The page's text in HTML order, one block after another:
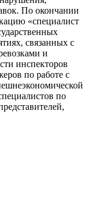
По окончании
«специалист
связанных с
и
инспекторов
по работе с
по